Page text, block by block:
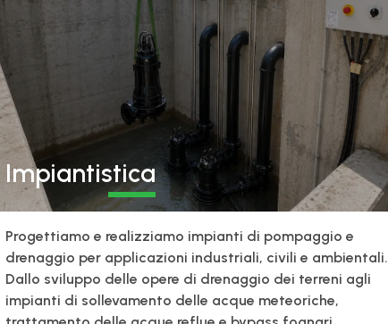
Impiantistica
Progettiamo e realizziamo impianti di pompaggio e
drenaggio per applicazioni industriali, civili e ambientali.
Dallo sviluppo delle opere di drenaggio dei terreni agli
impianti di sollevamento delle acque meteoriche,